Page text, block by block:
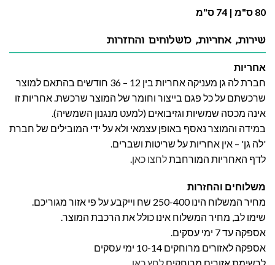
80 ס"מ | 74 ס"מ
שירות, אחריות, משלוחים והחזרות
אחריות
חברת לה גן מעניקה אחריות בין 12 – 36 חודשים בהתאם למוצר
שרכשתם על כל פגם בייצור וחומר של המוצר שרכשת. אחריות זו
אינה מכסה שמשיות וגזיבואים (למעט מנגנון השמשיה).
במידה והמוצר נאסף באופן עצמאי ולא על ידי המובילים של חברת
'לה גן' – אין אחריות על שריטות ושברים.
לדף האחריות המורחבתלחצו כאן.
משלוחים והחזרות
מחיר המשלוח הינו 250-400 שח וייקבע על פי אזור מגוריכם.
שימו לב, מחיר המשלוח אינו כולל את הרכבת המוצר.
אספקה עד 7 ימי עסקים.
אספקה לאזורים מרוחקים 10-14 ימי עסקים